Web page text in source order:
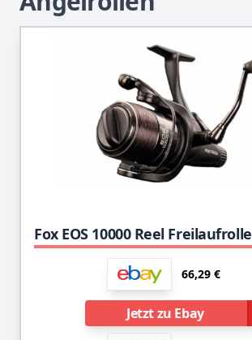
Fox EOS 10000 Reel
66,29 €
Jetzt zu Ebay